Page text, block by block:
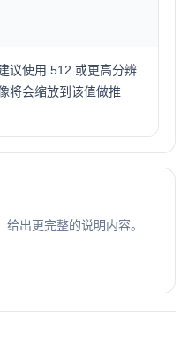
议使用 512 或更高分辨
将会缩放到该值做推
出更完整的说明内容。